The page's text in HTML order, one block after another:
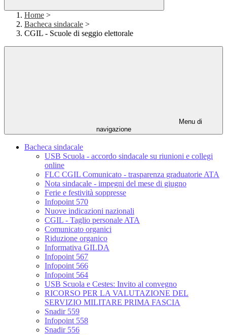
Home >
Bacheca sindacale >
CGIL - Scuole di seggio elettorale
Menu di
navigazione
Bacheca sindacale
USB Scuola - accordo sindacale su riunioni e collegi
online
FLC CGIL Comunicato - trasparenza graduatorie ATA
Nota sindacale - impegni del mese di giugno
Ferie e festività soppresse
Infopoint 570
Nuove indicazioni nazionali
CGIL - Taglio personale ATA
Comunicato organici
Riduzione organico
Informativa GILDA
Infopoint 567
Infopoint 566
Infopoint 564
USB Scuola e Cestes: Invito al convegno
RICORSO PER LA VALUTAZIONE DEL
SERVIZIO MILITARE PRIMA FASCIA
Snadir 559
Infopoint 558
Snadir 556